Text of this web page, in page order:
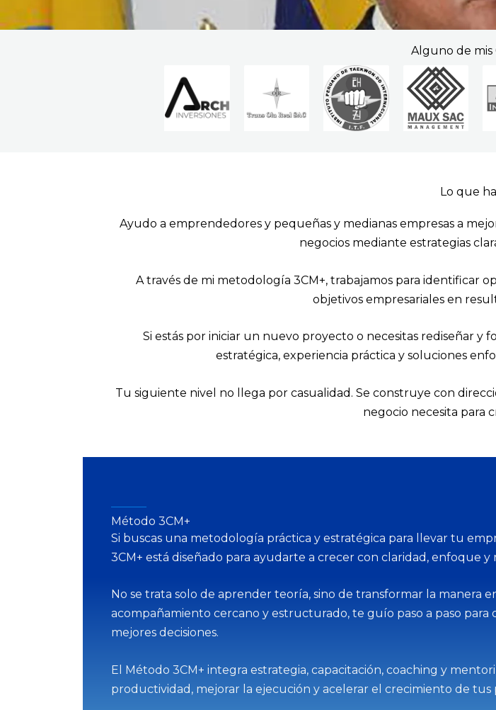
Alguno de mis
Lo que
Ayudo a emprendedores y pequeñas y medianas empresas a
negocios mediante estrategias
A través de mi metodología 3CM+, trabajamos para identificar
objetivos empresariales en
Si estás por iniciar un nuevo proyecto o necesitas rediseñar
estratégica, experiencia práctica y soluciones
Tu siguiente nivel no llega por casualidad. Se construye con
negocio necesita para
Método 3CM+
Si buscas una metodología práctica y estratégica para llevar tu
3CM+ está diseñado para ayudarte a crecer con claridad, enfoque y
No se trata solo de aprender teoría, sino de transformar la manera
acompañamiento cercano y estructurado, te guío paso a paso
mejores decisiones.
El Método 3CM+ integra estrategia, capacitación, coaching y
productividad, mejorar la ejecución y acelerar el crecimiento de